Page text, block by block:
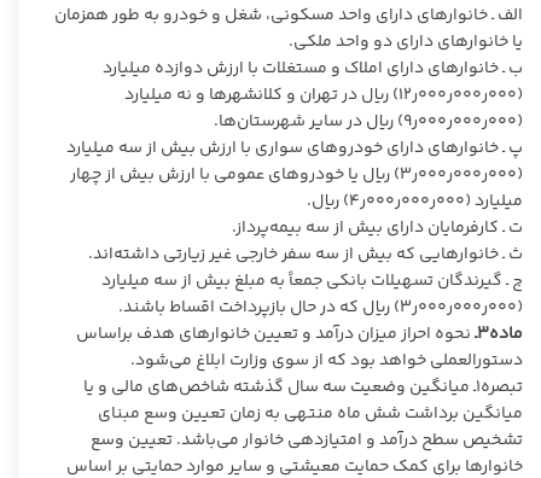
الف ـ خانوارهای دارای واحد مسکونی، شغل و خودرو به طور همزمان
یا خانوارهای دارای دو واحد ملکی.
ب ـ خانوارهای دارای املاک و مستغلات با ارزش دوازده میلیارد
(۰۰۰ر۰۰۰ر۰۰۰ر۱۲) ریال در تهران و کلانشهرها و نه میلیارد
(۰۰۰ر۰۰۰ر۰۰۰ر۹) ریال در سایر شهرستان­‌ها.
پ ـ خانوارهای دارای خودروهای سواری با ارزش بیش از سه میلیارد
(۰۰۰ر۰۰۰ر۰۰۰ر۳) ریال یا خودروهای عمومی با ارزش بیش از چهار
میلیارد (۰۰۰ر۰۰۰ر۰۰۰ر۴) ریال.
ت ـ کارفرمایان دارای بیش از سه بیمه­‌پرداز.
ث ـ خانوارهایی که بیش از سه سفر خارجی غیر زیارتی داشته‌اند.
ج ـ گیرندگان تسهیلات بانکی جمعاً به مبلغ بیش از سه میلیارد
(۰۰۰ر۰۰۰ر۰۰۰ر۳) ریال که در حال بازپرداخت اقساط باشند.
ماده۳ـ
نحوه احراز میزان درآمد و تعیین خانوارهای هدف براساس
دستورالعملی خواهد بود که از سوی وزارت ابلاغ می­‌شود.
تبصره۱ـ میانگین وضعیت سه سال گذشته شاخص‌­های مالی و یا
میانگین برداشت شش ماه منتهی به زمان تعیین وسع مبنای
تشخیص سطح درآمد و امتیازدهی خانوار می­‌باشد. تعیین وسع
خانوارها برای کمک حمایت معیشتی و سایر موارد حمایتی بر اساس